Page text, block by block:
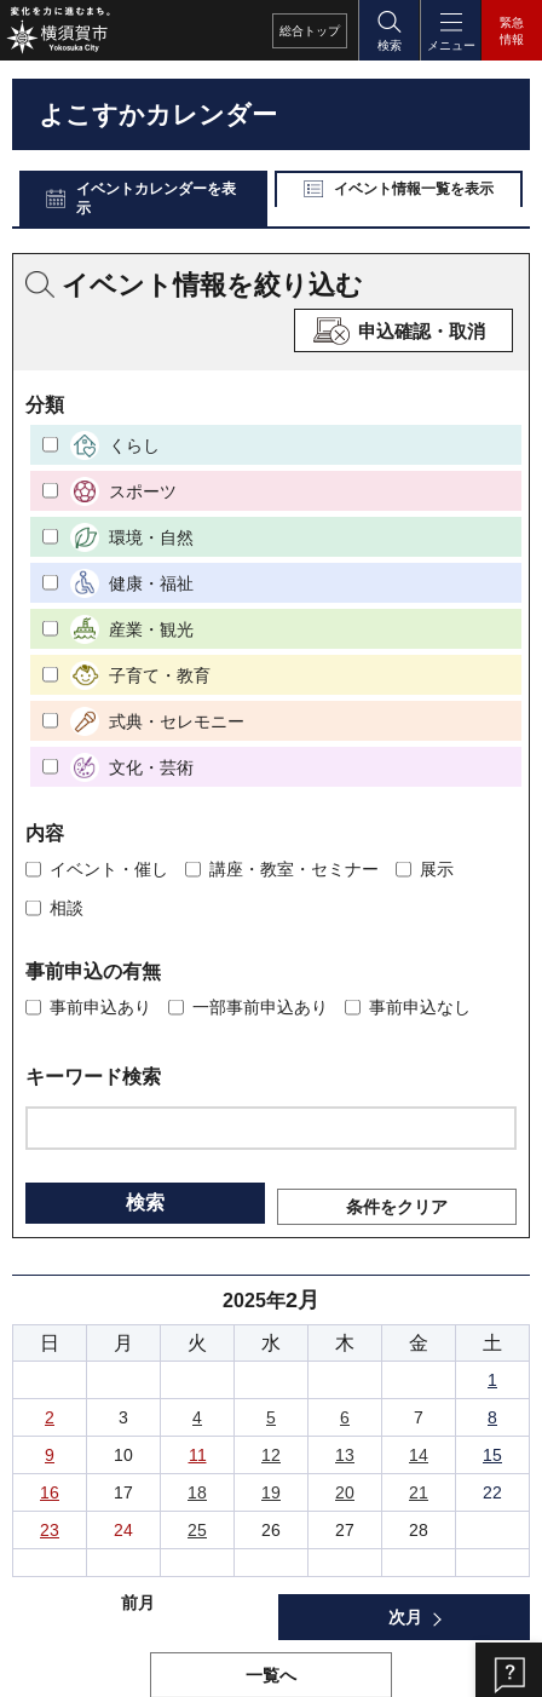
総合 トップ
検索
メニュー
緊急
情報
よこすかカレンダー
イベントカレンダーを表
示
イベント情報一覧を表示
イベント情報を絞り込む
申込確認・取消
分類
くらし
スポーツ
環境・自然
健康・福祉
産業・観光
子育て・教育
式典・セレモニー
文化・芸術
内容
イベント・催し 講座・教室・セミナー
展示
相談
事前申込の有無
事前申込あり 一部事前申込あり 事前申込なし
キーワード検索
条件をクリア
2025年2月
日 月 火 水 木 金 土
1
2
3 4 5 6 7
8
9
10 11 12 13 14
15
16
17 18 19 20 21
22
23
24 25 26 27 28
前月
次月
一覧へ